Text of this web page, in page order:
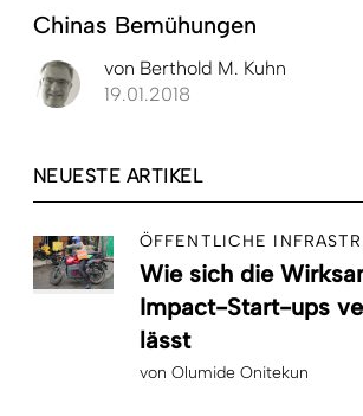
Chinas Bemühungen
von Berthold M. Kuhn
19.01.2018
NEUESTE ARTIKEL
ÖFFENTLICHE
Wie sich die
Impact-Start-ups
lässt
von Olumide Onitekun